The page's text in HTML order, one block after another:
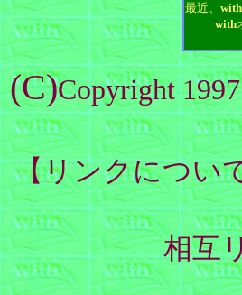
最近、 with
with
(C)Copyright
【リンクについ
相互